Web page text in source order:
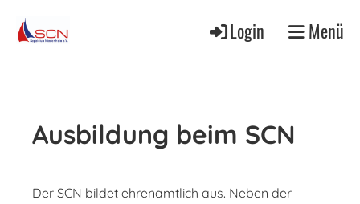
Login Menü
Ausbildung beim SCN
Der SCN bildet ehrenamtlich aus. Neben der